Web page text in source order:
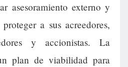
asesoramiento externo y
a sus acreedores,
y accionistas. La
plan de viabilidad para